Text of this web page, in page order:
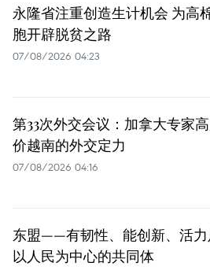
永隆省注重创造生计机会 为高
胞开辟脱贫之路
07/08/2026 04:23
第33次外交会议：加拿大专家
价越南的外交定力
07/08/2026 04:16
东盟——有韧性、能创新、活力
以人民为中心的共同体